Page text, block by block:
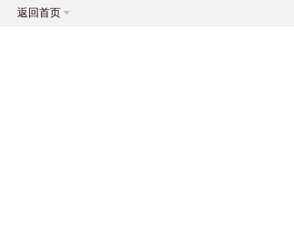
返回首页